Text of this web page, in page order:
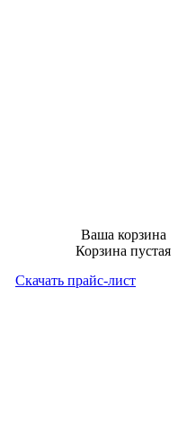
Ваша корзина
Корзина пустая
Скачать прайс-лист